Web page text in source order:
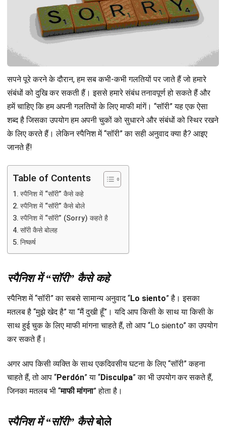
सपने पूरे करने के दौरान, हम सब कभी-कभी गलतियों पर जाते हैं जो हमारे
संबंधों को दुखि कर सकती हैं। इससे हमारे संबंध तनावपूर्ण हो सकते हैं और
हमें चाहिए कि हम अपनी गलतियों के लिए माफी मांगें। “सॉरी” यह एक ऐसा
शब्द है जिसका उपयोग हम अपनी चुकों को सुधारने और संबंधों को स्थिर रखने
के लिए करते हैं। लेकिन स्पैनिश में “सॉरी” का सही अनुवाद क्या है? आइए
जानते हैं!
Table of Contents
स्पैनिश में “सॉरी” कैसे कहे
स्पैनिश में “सॉरी” कैसे बोले
स्पैनिश में “सॉरी” (Sorry) कहते है
सॉरी कैसे बोलह
निष्कर्ष
स्पैनिश में “सॉरी” कैसे कहे
स्पैनिश में “सॉरी” का सबसे सामान्य अनुवाद “Lo siento” है। इसका
मतलब है “मुझे खेद है” या “मैं दुखी हूँ”। यदि आप किसी के साथ या किसी के
साथ हुई चुक के लिए माफी मांगना चाहते हैं, तो आप “Lo siento” का उपयोग
कर सकते हैं।
अगर आप किसी व्यक्ति के साथ एकदिवसीय घटना के लिए “सॉरी” कहना
चाहते हैं, तो आप “Perdón” या “Disculpa” का भी उपयोग कर सकते हैं,
जिनका मतलब भी “माफी मांगना” होता है।
स्पैनिश में “सॉरी” कैसेबोले